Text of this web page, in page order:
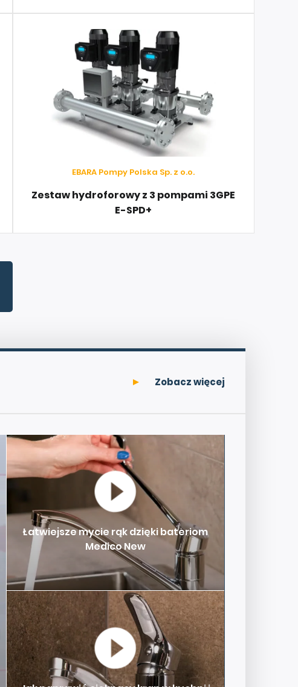
EBARA Pompy Polska Sp. z o.o.
Zestaw hydroforowy z 3 pompami 3GPE
E-SPD+
Zobacz więcej
Łatwiejsze mycie rąk dzięki bateriom
Medico New